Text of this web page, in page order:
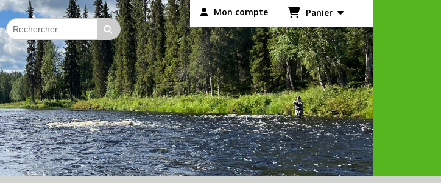
Mon compte Panier